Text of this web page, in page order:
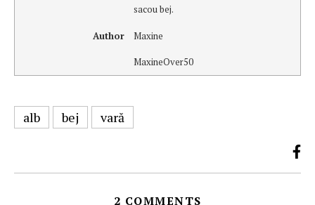
sacou bej.
Author Maxine
MaxineOver50
alb bej vară
2 COMMENTS